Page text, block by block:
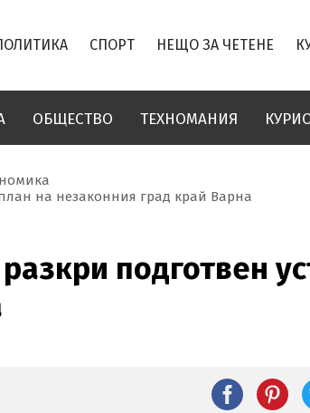
СПОРТ НЕЩО ЗА ЧЕТЕНЕ
ОБЩЕСТВО ТЕХНОМАНИЯ
на незаконния град край Варна
подготвен